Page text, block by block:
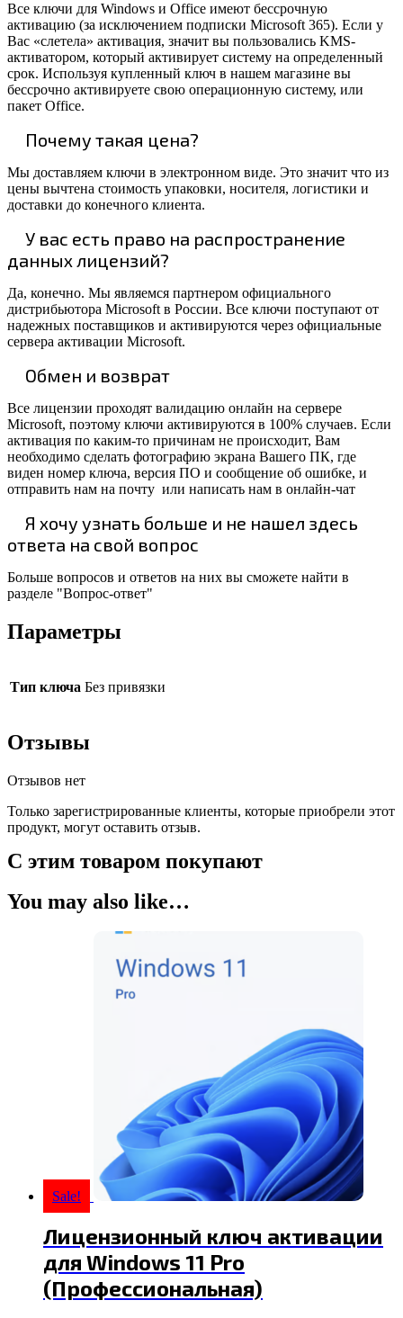
Все ключи для Windows и Office имеют бессрочную
активацию (за исключением подписки Microsoft 365). Если у
Вас «слетела» активация, значит вы пользовались KMS-
активатором, который активирует систему на определенный
срок. Используя купленный ключ в нашем магазине вы
бессрочно активируете свою операционную систему, или
пакет Office.
Почему такая цена?
Мы доставляем ключи в электронном виде. Это значит что из
цены вычтена стоимость упаковки, носителя, логистики и
доставки до конечного клиента.
У вас есть право на распространение
данных лицензий?
Да, конечно. Мы являемся партнером официального
дистрибьютора Microsoft в России. Все ключи поступают от
надежных поставщиков и активируются через официальные
сервера активации Microsoft.
Обмен и возврат
Все лицензии проходят валидацию онлайн на сервере
Microsoft, поэтому ключи активируются в 100% случаев. Если
активация по каким-то причинам не происходит, Вам
необходимо сделать фотографию экрана Вашего ПК, где
виден номер ключа, версия ПО и сообщение об ошибке, и
отправить нам на почту или написать нам в онлайн-чат
Я хочу узнать больше и не нашел здесь
ответа на свой вопрос
Больше вопросов и ответов на них вы сможете найти в
разделе "Вопрос-ответ"
Параметры
Тип ключа Без привязки
Отзывы
Отзывов нет
Только зарегистрированные клиенты, которые приобрели этот
продукт, могут оставить отзыв.
С этим товаром покупают
You may also like…
Sale!
Лицензионный ключ активации
для Windows 11 Pro
(Профессиональная)